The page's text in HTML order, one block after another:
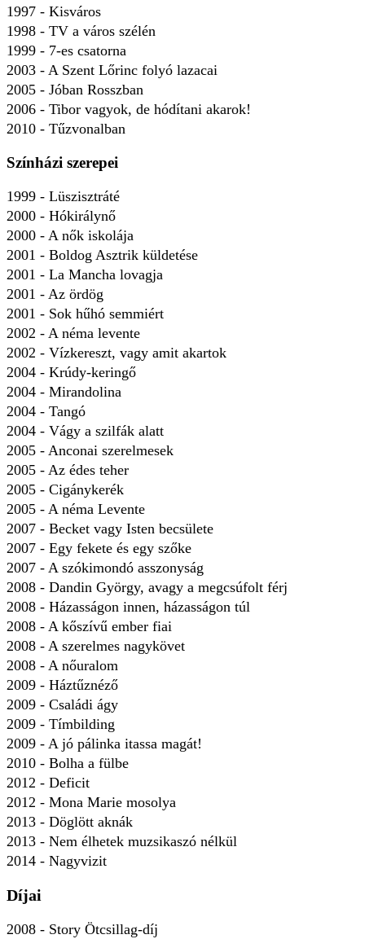
1997 - Kisváros
1998 - TV a város szélén
1999 - 7-es csatorna
2003 - A Szent Lőrinc folyó lazacai
2005 - Jóban Rosszban
2006 - Tibor vagyok, de hódítani akarok!
2010 - Tűzvonalban
Színházi szerepei
1999 - Lüszisztráté
2000 - Hókirálynő
2000 - A nők iskolája
2001 - Boldog Asztrik küldetése
2001 - La Mancha lovagja
2001 - Az ördög
2001 - Sok hűhó semmiért
2002 - A néma levente
2002 - Vízkereszt, vagy amit akartok
2004 - Krúdy-keringő
2004 - Mirandolina
2004 - Tangó
2004 - Vágy a szilfák alatt
2005 - Anconai szerelmesek
2005 - Az édes teher
2005 - Cigánykerék
2005 - A néma Levente
2007 - Becket vagy Isten becsülete
2007 - Egy fekete és egy szőke
2007 - A szókimondó asszonyság
2008 - Dandin György, avagy a megcsúfolt férj
2008 - Házasságon innen, házasságon túl
2008 - A kőszívű ember fiai
2008 - A szerelmes nagykövet
2008 - A nőuralom
2009 - Háztűznéző
2009 - Családi ágy
2009 - Tímbilding
2009 - A jó pálinka itassa magát!
2010 - Bolha a fülbe
2012 - Deficit
2012 - Mona Marie mosolya
2013 - Döglött aknák
2013 - Nem élhetek muzsikaszó nélkül
2014 - Nagyvizit
Díjai
2008 - Story Ötcsillag-díj